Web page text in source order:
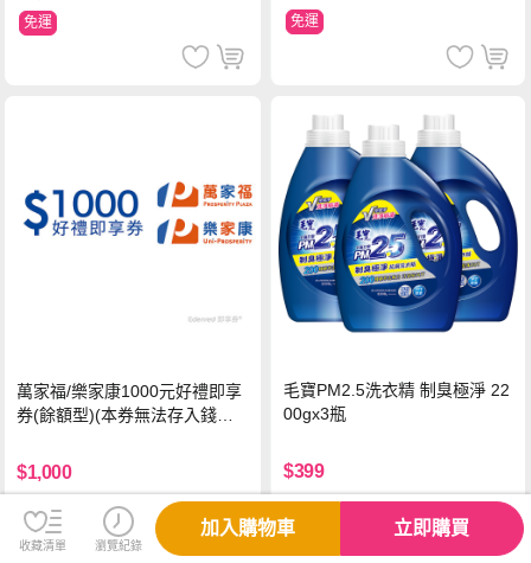
免運 免運
萬家福/樂家康1000元好禮即享
券(餘額型)(本券無法存入錢包
$1,000
毛寶PM2.5洗衣精 制臭極淨 22
00gx3瓶
$399
收藏清單 瀏覽紀錄
加入購物車 立即購買